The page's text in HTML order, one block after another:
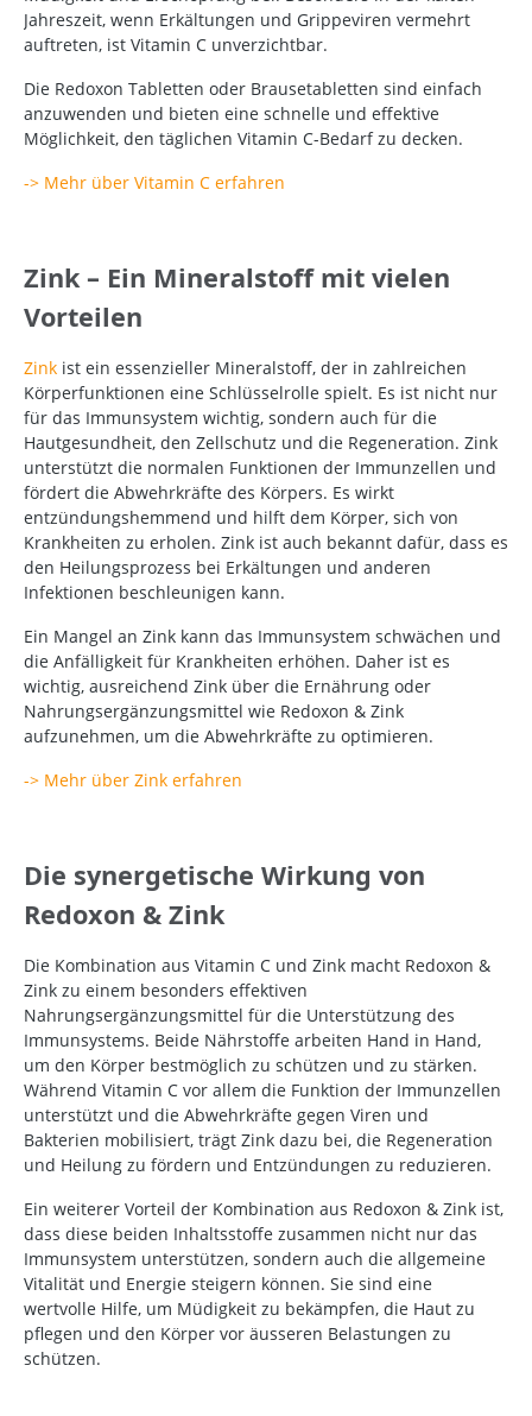
Jahreszeit, wenn Erkältungen und Grippeviren vermehrt
auftreten, ist Vitamin C unverzichtbar.
Die Redoxon Tabletten oder Brausetabletten sind einfach
anzuwenden und bieten eine schnelle und effektive
Möglichkeit, den täglichen Vitamin C-Bedarf zu decken.
-> Mehr über Vitamin C erfahren
Zink – Ein Mineralstoff mit vielen
Vorteilen
Zink ist ein essenzieller Mineralstoff, der in zahlreichen
Körperfunktionen eine Schlüsselrolle spielt. Es ist nicht nur
für das Immunsystem wichtig, sondern auch für die
Hautgesundheit, den Zellschutz und die Regeneration. Zink
unterstützt die normalen Funktionen der Immunzellen und
fördert die Abwehrkräfte des Körpers. Es wirkt
entzündungshemmend und hilft dem Körper, sich von
Krankheiten zu erholen. Zink ist auch bekannt dafür, dass es
den Heilungsprozess bei Erkältungen und anderen
Infektionen beschleunigen kann.
Ein Mangel an Zink kann das Immunsystem schwächen und
die Anfälligkeit für Krankheiten erhöhen. Daher ist es
wichtig, ausreichend Zink über die Ernährung oder
Nahrungsergänzungsmittel wie Redoxon & Zink
aufzunehmen, um die Abwehrkräfte zu optimieren.
-> Mehr über Zink erfahren
Die synergetische Wirkung von
Redoxon & Zink
Die Kombination aus Vitamin C und Zink macht Redoxon &
Zink zu einem besonders effektiven
Nahrungsergänzungsmittel für die Unterstützung des
Immunsystems. Beide Nährstoffe arbeiten Hand in Hand,
um den Körper bestmöglich zu schützen und zu stärken.
Während Vitamin C vor allem die Funktion der Immunzellen
unterstützt und die Abwehrkräfte gegen Viren und
Bakterien mobilisiert, trägt Zink dazu bei, die Regeneration
und Heilung zu fördern und Entzündungen zu reduzieren.
Ein weiterer Vorteil der Kombination aus Redoxon & Zink ist,
dass diese beiden Inhaltsstoffe zusammen nicht nur das
Immunsystem unterstützen, sondern auch die allgemeine
Vitalität und Energie steigern können. Sie sind eine
wertvolle Hilfe, um Müdigkeit zu bekämpfen, die Haut zu
pflegen und den Körper vor äusseren Belastungen zu
schützen.